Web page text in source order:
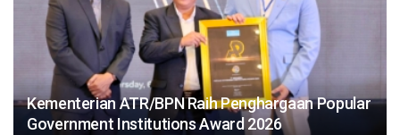
Kementerian ATR/BPN Raih Penghargaan Popular
Government Institutions Award 2026